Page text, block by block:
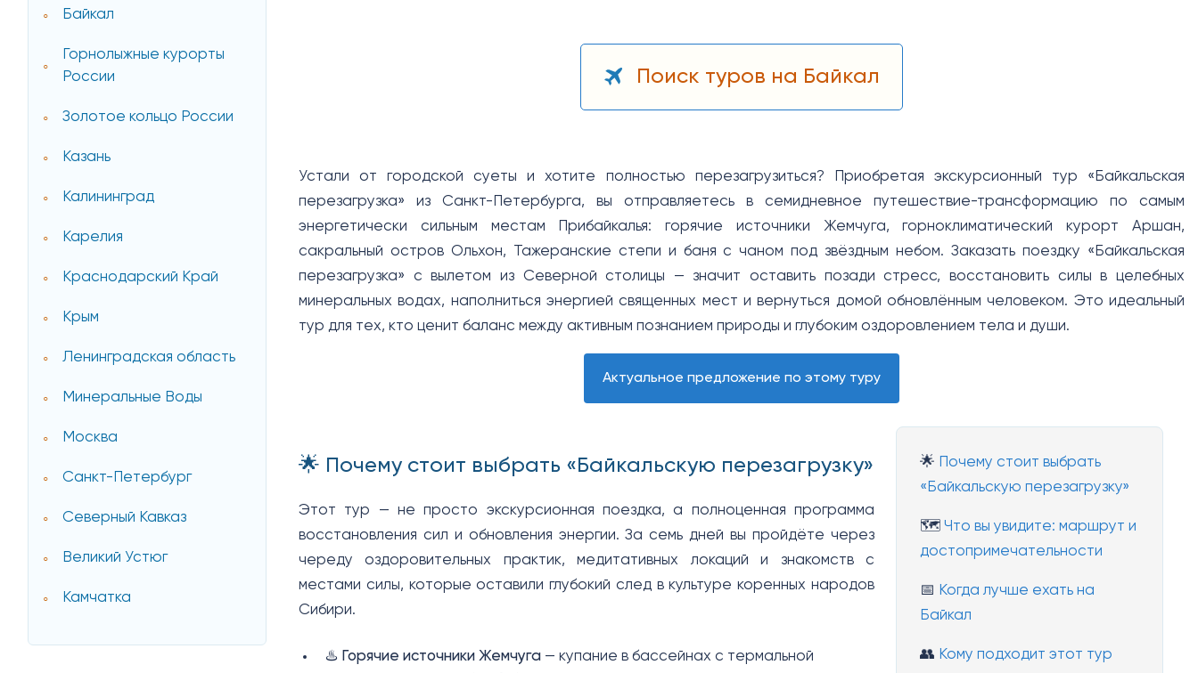
Байкал
Горнолыжные курорты
России
Золотое кольцо России
Казань
Калининград
Карелия
Краснодарский Край
Крым
Ленинградская область
Минеральные Воды
Москва
Санкт-Петербург
Северный Кавказ
Великий Устюг
Камчатка
Поиск туров на Байкал
Устали от городской суеты и хотите полностью перезагрузиться? Приобретая экскурсионный тур «Байкальская
перезагрузка» из Санкт-Петербурга, вы отправляетесь в семидневное путешествие-трансформацию по самым
энергетически сильным местам Прибайкалья: горячие источники Жемчуга, горноклиматический курорт Аршан,
сакральный остров Ольхон, Тажеранские степи и баня с чаном под звёздным небом. Заказать поездку «Байкальская
перезагрузка» с вылетом из Северной столицы — значит оставить позади стресс, восстановить силы в целебных
минеральных водах, наполниться энергией священных мест и вернуться домой обновлённым человеком. Это идеальный
тур для тех, кто ценит баланс между активным познанием природы и глубоким оздоровлением тела и души.
Актуальное предложение по этому туру
🌟 Почему стоит выбрать
«Байкальскую перезагрузку»
🗺️Что вы увидите: маршрут и
достопримечательности
📅 Когда лучше ехать на
Байкал
👥 Кому подходит этот тур
🌟 Почему стоит выбрать «Байкальскую перезагрузку»
Этот тур — не просто экскурсионная поездка, а полноценная программа
восстановления сил и обновления энергии. За семь дней вы пройдёте через
череду оздоровительных практик, медитативных локаций и знакомств с
местами силы, которые оставили глубокий след в культуре коренных народов
Сибири.
♨️ Горячие источники Жемчуга — купание в бассейнах с термальной